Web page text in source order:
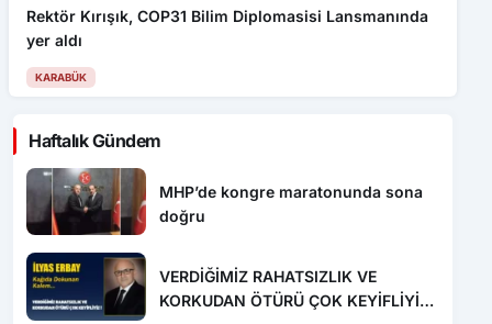
Rektör Kırışık, COP31 Bilim Diplomasisi Lansmanında
yer aldı
KARABÜK
Haftalık Gündem
MHP’de kongre maratonunda sona
doğru
VERDİĞİMİZ RAHATSIZLIK VE
KORKUDAN ÖTÜRÜ ÇOK KEYİFLİYİZ